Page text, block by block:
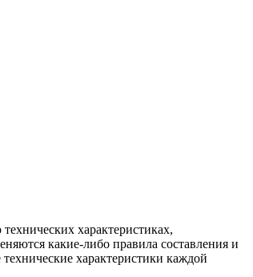
характеристиках,
какие-либо правила составления и
характеристики каждой